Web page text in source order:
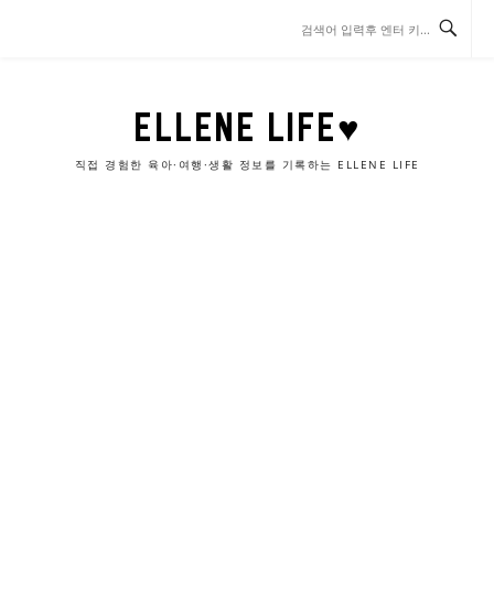
ELLENE LIFE♥
직접 경험한 육아·여행·생활 정보를 기록하는 ELLENE LIFE